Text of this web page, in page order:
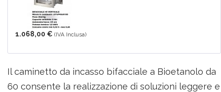
1.068,00 € (IVA Inclusa)
Il caminetto da incasso bifacciale a Bioetanolo da
60 consente la realizzazione di soluzioni leggere e